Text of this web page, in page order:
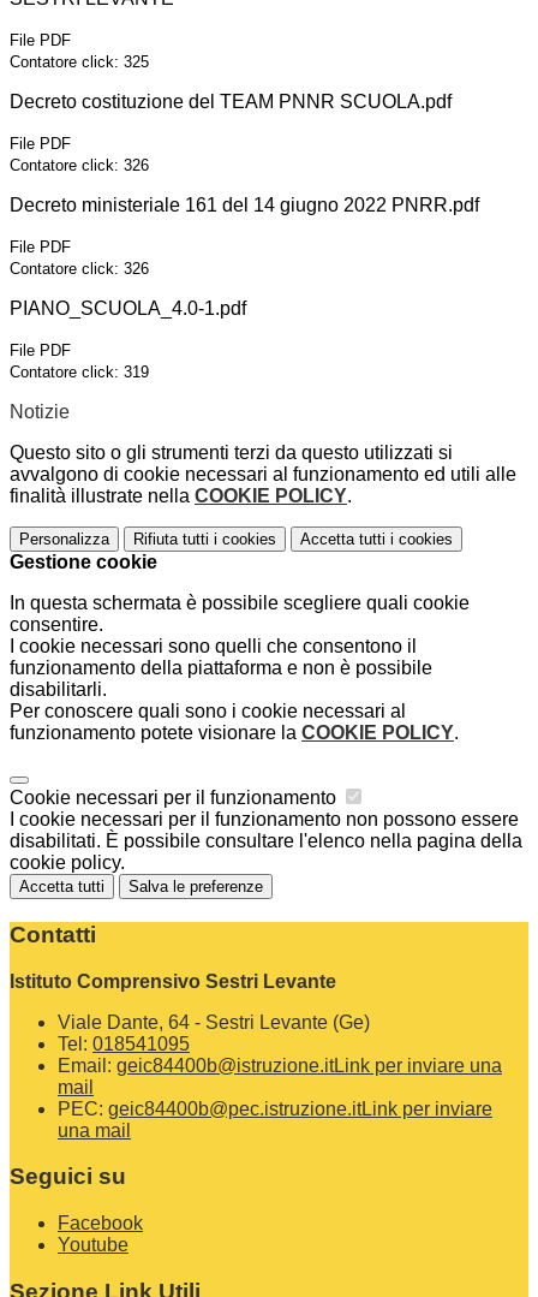
File PDF
Contatore click: 325
Decreto costituzione del TEAM PNNR SCUOLA.pdf
File PDF
Contatore click: 326
Decreto ministeriale 161 del 14 giugno 2022 PNRR.pdf
File PDF
Contatore click: 326
PIANO_SCUOLA_4.0-1.pdf
File PDF
Contatore click: 319
Notizie
Questo sito o gli strumenti terzi da questo utilizzati si
avvalgono di cookie necessari al funzionamento ed utili alle
finalità illustrate nella COOKIE POLICY.
Personalizza Rifiuta tutti i cookies Accetta tutti i cookies
Gestione cookie
In questa schermata è possibile scegliere quali cookie
consentire.
I cookie necessari sono quelli che consentono il
funzionamento della piattaforma e non è possibile
disabilitarli.
Per conoscere quali sono i cookie necessari al
funzionamento potete visionare la COOKIE POLICY.
Cookie necessari per il funzionamento
I cookie necessari per il funzionamento non possono essere
disabilitati. È possibile consultare l'elenco nella pagina della
cookie policy.
Accetta tutti Salva le preferenze
Contatti
Istituto Comprensivo Sestri Levante
Viale Dante, 64 - Sestri Levante (Ge)
Tel: 018541095
Email: geic84400b@istruzione.itLink per inviare una
mail
PEC: geic84400b@pec.istruzione.itLink per inviare
una mail
Seguici su
Facebook
Youtube
Sezione Link Utili